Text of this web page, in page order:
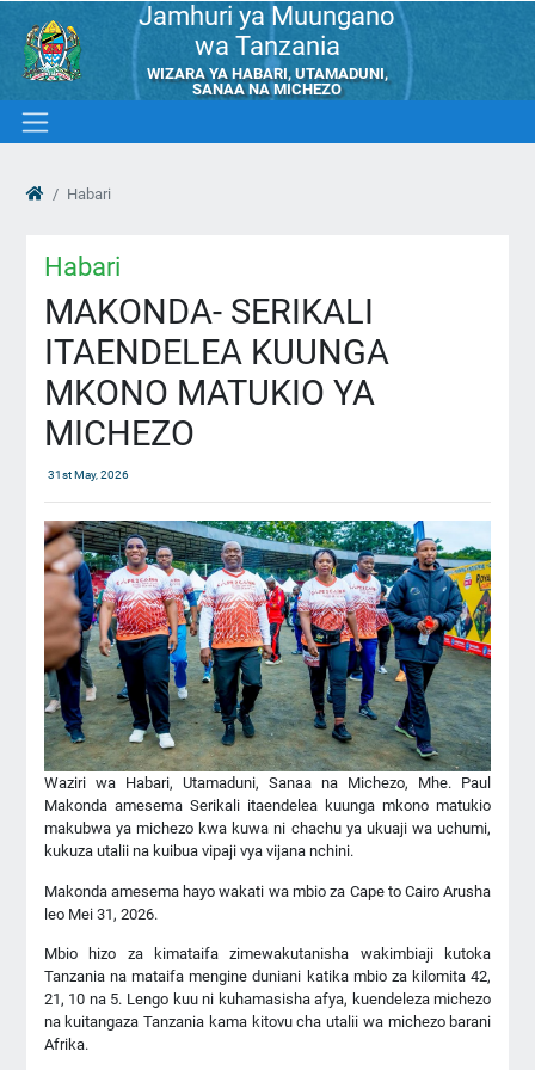
Jamhuri ya Muungano
wa Tanzania
WIZARA YA HABARI, UTAMADUNI,
SANAA NA MICHEZO
Habari
Habari
MAKONDA- SERIKALI
ITAENDELEA KUUNGA
MKONO MATUKIO YA
MICHEZO
31st May, 2026
Waziri wa Habari, Utamaduni, Sanaa na Michezo, Mhe. Paul
Makonda amesema Serikali itaendelea kuunga mkono matukio
makubwa ya michezo kwa kuwa ni chachu ya ukuaji wa uchumi,
kukuza utalii na kuibua vipaji vya vijana nchini.
Makonda amesema hayo wakati wa mbio za Cape to Cairo Arusha
leo Mei 31, 2026.
Mbio hizo za kimataifa zimewakutanisha wakimbiaji kutoka
Tanzania na mataifa mengine duniani katika mbio za kilomita 42,
21, 10 na 5. Lengo kuu ni kuhamasisha afya, kuendeleza michezo
na kuitangaza Tanzania kama kitovu cha utalii wa michezo barani
Afrika.